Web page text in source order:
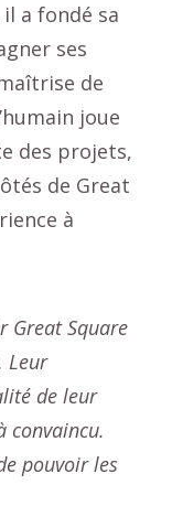
a fondé sa
ses
de
joue
des projets,
de Great
à
Great Square
Leur
de leur
convaincu.
pouvoir les